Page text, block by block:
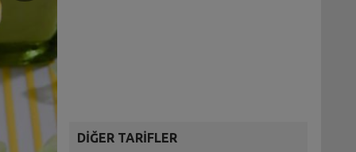
DİĞER TARİFLER